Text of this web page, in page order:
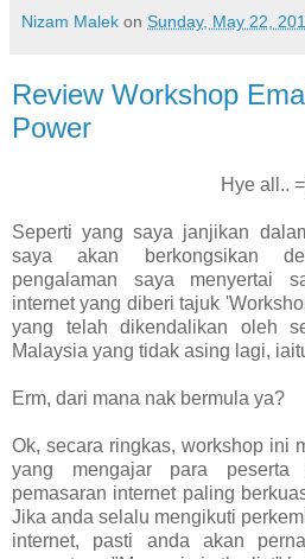
Nizam Malek on Sunday, May 22,
Review Workshop
Power
Hye all..
Seperti yang saya janjikan
saya akan berkongsikan
pengalaman saya menyertai
internet yang diberi tajuk
yang telah dikendalikan oleh
Malaysia yang tidak asing lagi,
Erm, dari mana nak bermula ya?
Ok, secara ringkas, workshop ini
yang mengajar para peserta
pemasaran internet paling
Jika anda selalu mengikuti
internet, pasti anda akan